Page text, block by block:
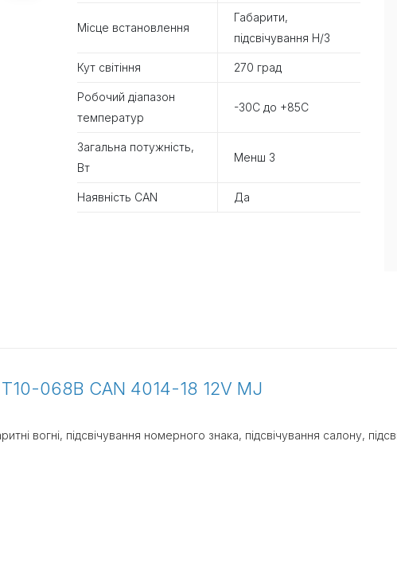
Місце встановлення
Габарити,
підсвічування Н/З
Кут світіння 270 град
Робочий діапазон
температур
-30С до +85С
Загальна потужність,
Вт
Менш 3
Наявність CAN Да
068B CAN 4014-18 12V MJ
вогні, підсвічування номерного знака, підсвічування салону,